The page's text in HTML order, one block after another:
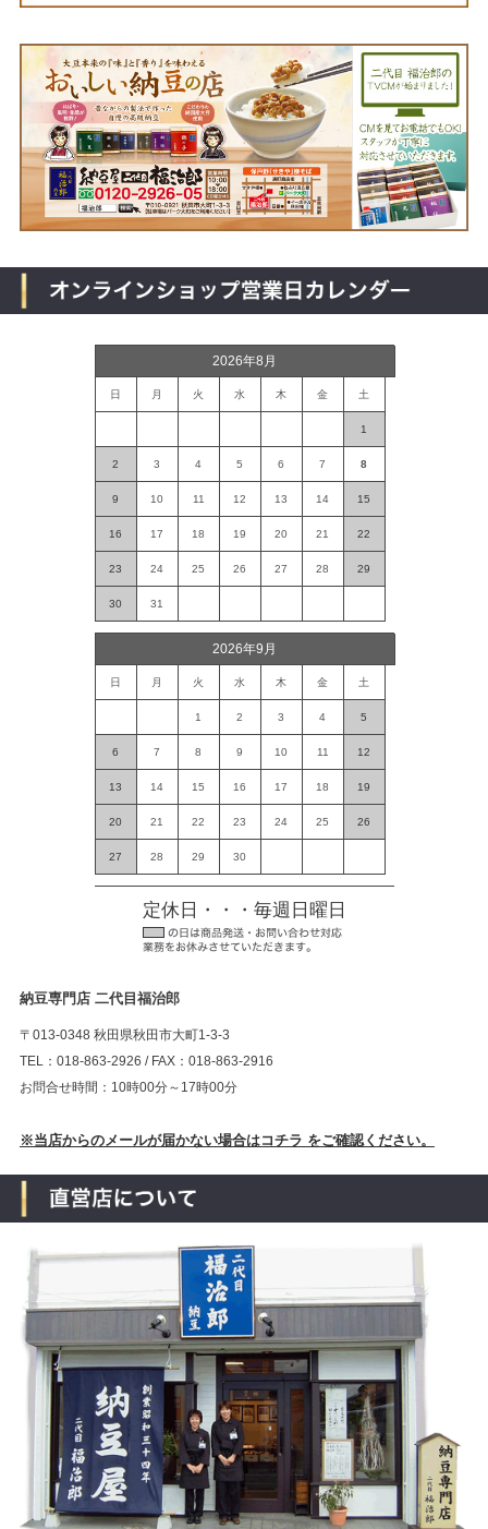
2026年8月
日 月 火 水 木 金 土
1
2 3 4 5 6 7 8
9 10 11 12 13 14 15
16 17 18 19 20 21 22
23 24 25 26 27 28 29
30 31
2026年9月
日 月 火 水 木 金 土
1 2 3 4 5
6 7 8 9 10 11 12
13 14 15 16 17 18 19
20 21 22 23 24 25 26
27 28 29 30
定休日・・・毎週日曜日
納豆専門店 二代目福治郎
〒013-0348 秋田県秋田市大町1-3-3
TEL：018-863-2926 / FAX：018-863-2916
お問合せ時間：10時00分～17時00分
※当店からのメールが届かない場合はコチラ をご確認ください。